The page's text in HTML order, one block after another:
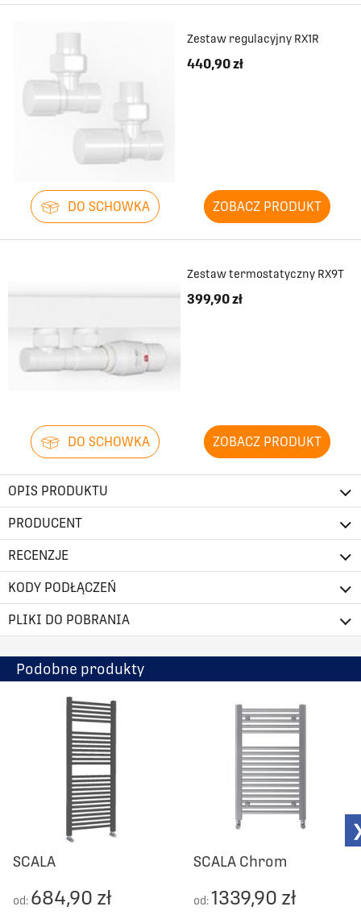
Zestaw regulacyjny RX1R
440,90 zł
DO SCHOWKA ZOBACZ PRODUKT
Zestaw termostatyczny RX9T
399,90 zł
DO SCHOWKA ZOBACZ PRODUKT
OPIS PRODUKTU
PRODUCENT
RECENZJE
KODY PODŁĄCZEŃ
PLIKI DO POBRANIA
Podobne produkty
SCALA
od: 684,90 zł
SCALA Chrom
od:1339,90 zł